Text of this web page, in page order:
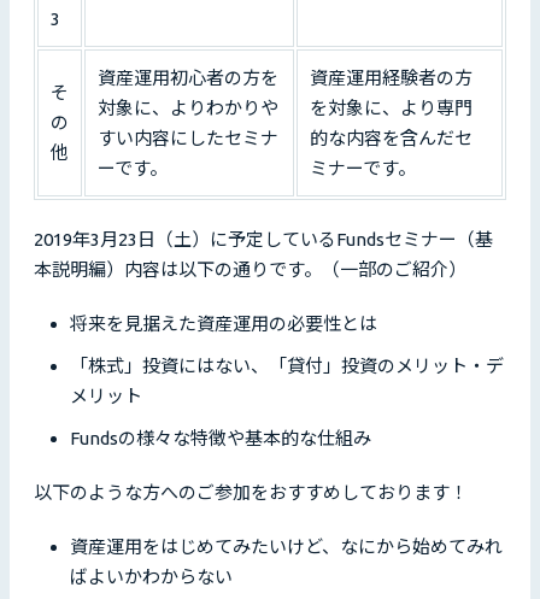
3
そ
の
他
資産運用初心者の方を
対象に、よりわかりや
すい内容にしたセミナ
ーです。
資産運用経験者の方
を対象に、より専門
的な内容を含んだセ
ミナーです。
2019年3月23日（土）に予定しているFundsセミナー（基
本説明編）内容は以下の通りです。（一部のご紹介）
将来を見据えた資産運用の必要性とは
「株式」投資にはない、「貸付」投資のメリット・デ
メリット
Fundsの様々な特徴や基本的な仕組み
以下のような方へのご参加をおすすめしております！
資産運用をはじめてみたいけど、なにから始めてみれ
ばよいかわからない